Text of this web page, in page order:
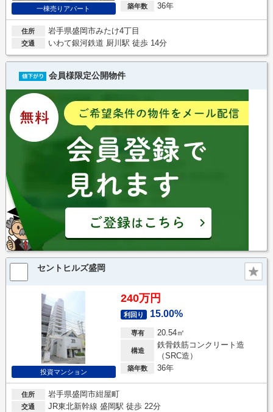
一棟売りアパート 築年数 36年
住所 岩手県盛岡市みたけ4丁目
交通 いわて銀河鉄道 厨川駅 徒歩 14分
会員様限定公開物件
セントヒルズ盛岡
投資マンション
240万円
利回り 15.00%
専有 20.54㎡
構造
鉄骨鉄筋コンクリート造
（SRC造）
築年数 36年
住所 岩手県盛岡市紺屋町
交通 JR東北新幹線 盛岡駅 徒歩 22分